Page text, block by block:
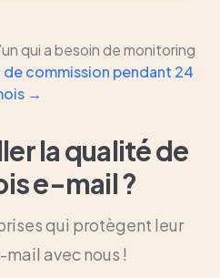
qui a besoin de monitoring
de commission pendant 24
→
la qualité de
e-mail ?
qui protègent leur
avec nous !